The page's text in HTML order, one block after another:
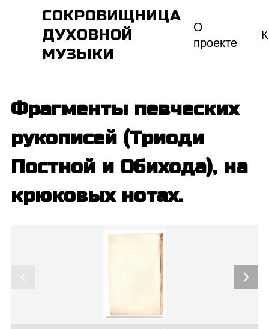
СОКРОВИЩНИЦА
ДУХОВНОЙ
МУЗЫКИ
О
проекте
Фрагменты певческих
рукописей (Триоди
Постной и Обихода), на
крюковых нотах.
chevron_right